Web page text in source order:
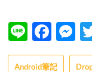
Line
Android筆記